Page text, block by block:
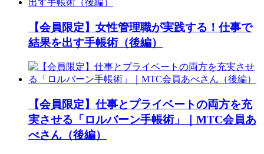
【会員限定】女性管理職が実践する！仕事で
結果を出す手帳術（後編）
【会員限定】仕事とプライベートの両方を充
実させる「ロルバーン手帳術」｜MTC会員あ
べさん（後編）